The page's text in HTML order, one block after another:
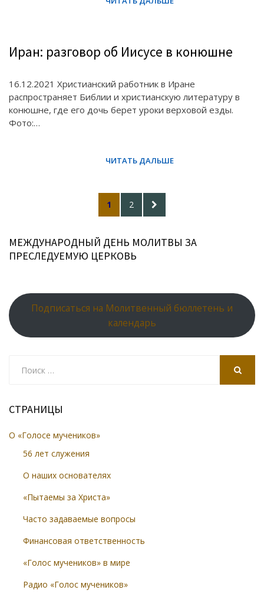
Иран: разговор об Иисусе в конюшне
16.12.2021 Христианский работник в Иране
распространяет Библии и христианскую литературу в
конюшне, где его дочь берет уроки верховой езды.
Фото:…
PAGE
1 PAGE
2
NEXT
PAGE
МЕЖДУНАРОДНЫЙ ДЕНЬ МОЛИТВЫ ЗА
ПРЕСЛЕДУЕМУЮ ЦЕРКОВЬ
Подписаться на Молитвенный бюллетень и
календарь
СТРАНИЦЫ
О «Голосе мучеников»
56 лет служения
О наших основателях
«Пытаемы за Христа»
Часто задаваемые вопросы
Финансовая ответственность
«Голос мучеников» в мире
Радио «Голос мучеников»